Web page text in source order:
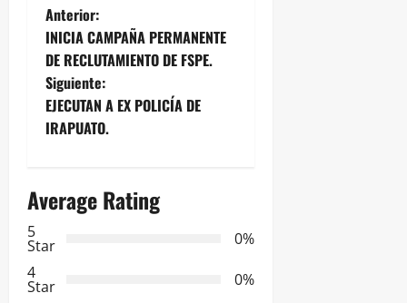
N
a
v
e
a
c
i
Anterior:
INICIA CAMPAÑA PERMANENTE
DE RECLUTAMIENTO DE FSPE.
Siguiente:
EJECUTAN A EX POLICÍA DE
IRAPUATO.
Average Rating
5
Star
0%
4
Star 0%